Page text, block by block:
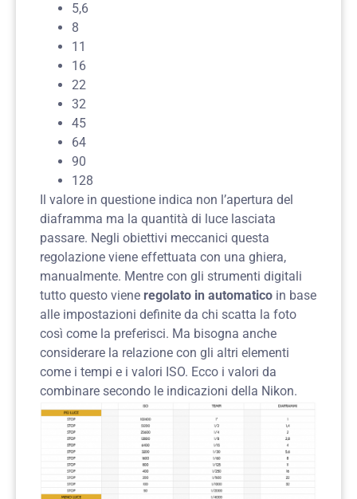
5,6
8
11
16
22
32
45
64
90
128
Il valore in questione indica non l’apertura del
diaframma ma la quantità di luce lasciata
passare. Negli obiettivi meccanici questa
regolazione viene effettuata con una ghiera,
manualmente. Mentre con gli strumenti digitali
tutto questo viene regolato in automatico in base
alle impostazioni definite da chi scatta la foto
così come la preferisci. Ma bisogna anche
considerare la relazione con gli altri elementi
come i tempi e i valori ISO. Ecco i valori da
combinare secondo le indicazioni della Nikon.